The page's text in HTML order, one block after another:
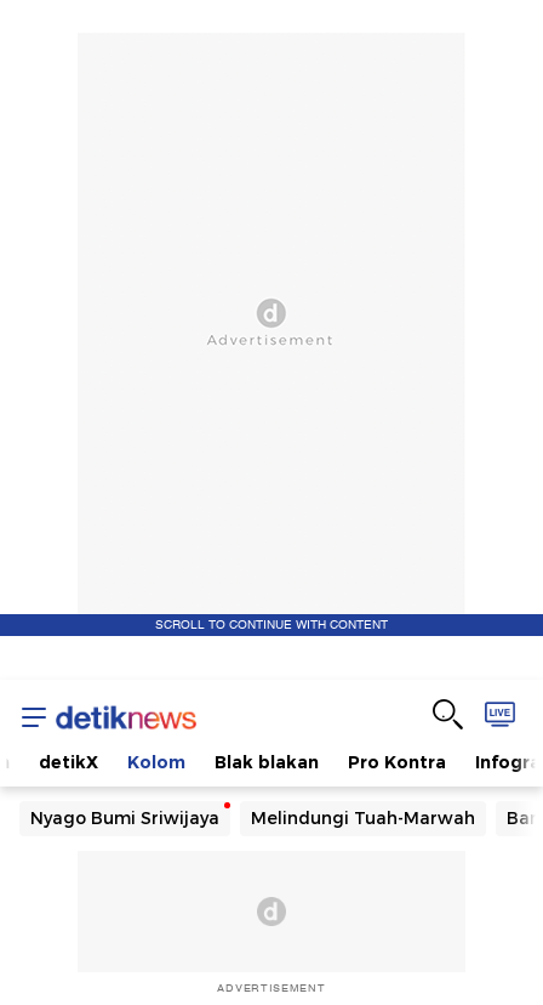
SCROLL TO CONTINUE WITH CONTENT
detikX Kolom Blak blakan Pro Kontra
Nyago Bumi Sriwijaya Melindungi Tuah-Marwah
ADVERTISEMENT